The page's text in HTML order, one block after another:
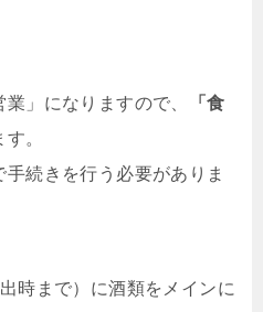
」になりますので、
「食
。
続きを行う必要がありま
時まで）に酒類をメインに